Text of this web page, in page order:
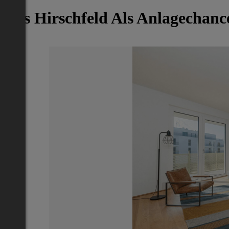
Das Hirschfeld Als